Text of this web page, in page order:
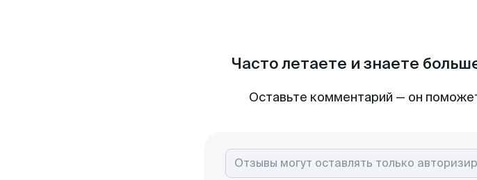
Часто летаете и знаете
Оставьте комментарий — он